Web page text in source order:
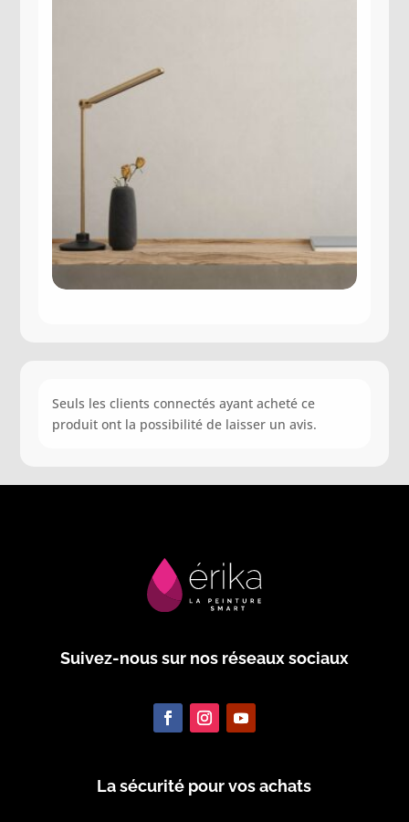
Seuls les clients connectés ayant acheté ce
produit ont la possibilité de laisser un avis.
Suivez-nous sur nos réseaux sociaux
La sécurité pour vos achats